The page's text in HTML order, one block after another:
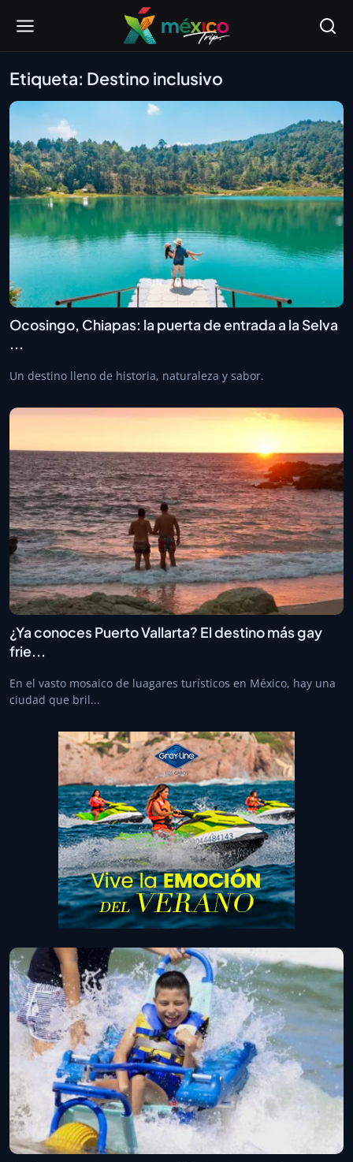
Etiqueta: Destino inclusivo
Ocosingo, Chiapas: la puerta de entrada a la Selva
...
Un destino lleno de historia, naturaleza y sabor.
¿Ya conoces Puerto Vallarta? El destino más gay
frie...
En el vasto mosaico de luagares turísticos en México, hay una
ciudad que bril...